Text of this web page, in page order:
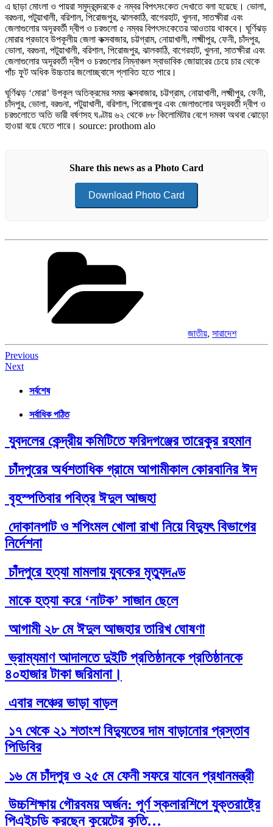
এ ছাড়া মোংলা ও পায়রা সমুদ্রবন্দরকে ৫ নম্বর বিপৎ​সংকেত দেখাতে বলা হয়েছে। ভোলা,
বরগুনা, পটুয়াখালী, বরিশাল, পিরোজপুর, ঝালকাঠি, বাগেরহাট, খুলনা, সাতক্ষীরা এবং
জেলাগুলোর অদূরবর্তী দ্বীপ ও চরগুলো ৫ নম্বর বিপৎ​সংকেতের আওতায় থাকবে। ঘূর্ণিঝড়
মোরার প্রভাবে উপকূলীয় জেলা কক্সবাজার, চট্টগ্রাম, নোয়াখালী, লক্ষ্মীপুর, ফেনী, চাঁদপুর,
ভোলা, বরগুনা, পটুয়াখালী, বরিশাল, পিরোজপুর, ঝালকাঠি, বাগেরহাট, খুলনা, সাতক্ষীরা এবং
জেলাগুলোর অদূরবর্তী দ্বীপ ও চরগুলোর নিম্নাঞ্চল স্বাভাবিক জোয়ারের চেয়ে চার থেকে
পাঁচ ফুট অধিক উচ্চতার জলোচ্ছ্বাসে প্লাবিত হতে পারে।
ঘূর্ণিঝড় ‘মোরা’ উপকূল অতিক্রমের সময় কক্সবাজার, চট্টগ্রাম, নোয়াখালী, লক্ষ্মীপুর, ফেনী,
চাঁদপুর, ভোলা, বরগুনা, পটুয়াখালী, বরিশাল, পিরোজপুর এবং জেলাগুলোর অদূরবর্তী দ্বীপ ও
চরগুলোতে অতি ভারী বর্ষণসহ ঘণ্টায় ৬২ থেকে ৮৮ কিলোমিটার বেগে দমকা অথবা ঝোড়ো
হাওয়া বয়ে যেতে পারে। source: prothom alo
Share this news as a Photo Card
Download Photo Card
জাতীয়, সারাদেশ
Post
navigation
Previous
Next
সর্বশেষ
সর্বাধিক পঠিত
যুবদলের কেন্দ্রীয় কমিটিতে ফরিদগঞ্জের তারেকুর রহমান
চাঁদপুরের অর্ধশতাধিক গ্রামে আগামীকাল কোরবানির ঈদ
বৃহস্পতিবার পবিত্র ঈদুল আজহা
দোকানপাট ও শপিংমল খোলা রাখা নিয়ে বিদ্যুৎ বিভাগের
নির্দেশনা
চাঁদপুরে হত্যা মামলায় যুবকের মৃত্যুদণ্ড
মাকে হত্যা করে ‘নাটক’ সাজান ছেলে
আগামী ২৮ মে ঈদুল আজহার তারিখ ঘোষণা
ভ্রাম্যমাণ আদালতে দুইটি প্রতিষ্ঠানকে প্রতিষ্ঠানকে
৪০হাজার টাকা জরিমানা।
এবার লঞ্চের ভাড়া বাড়ল
১৭ থেকে ২১ শতাংশ বিদ্যুতের দাম বাড়ানোর প্রস্তাব
পিডিবির
১৬ মে চাঁদপুর ও ২৫ মে ফেনী সফরে যাবেন প্রধানমন্ত্রী
উচ্চশিক্ষায় গৌরবময় অর্জন: পূর্ণ স্কলারশিপে যুক্তরাষ্ট্রে
পিএইচডি করছেন কুয়েটের কৃতি…